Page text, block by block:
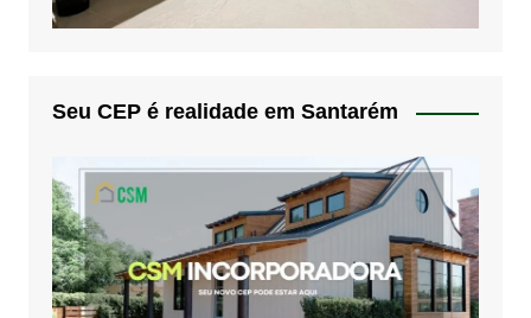
Seu CEP é realidade em Santarém